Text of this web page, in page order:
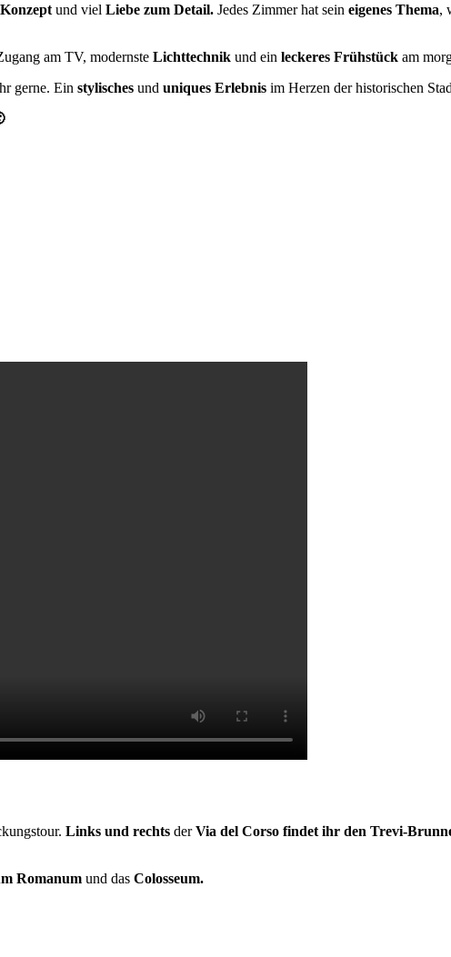
und viel Liebe zum Detail. Jedes Zimmer hat sein eigenes Thema,
am TV, modernste Lichttechnik und ein leckeres Frühstück am
gerne. Ein stylisches und uniques Erlebnis im Herzen der historischen
Links und rechts derVia del Corso findet ihr den Trevi-
Romanum und das Colosseum.